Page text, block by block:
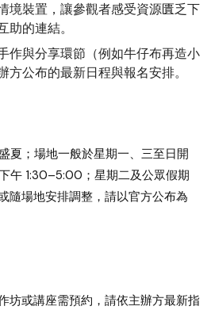
境裝置，讓參觀者感受資源匱乏下
助的連結。
作與分享環節（例如牛仔布再造小
方公布的最新日程與報名安排。
夏；場地一般於星期一、三至日開
午 1:30–5:00 ； 星期二及公眾假期
隨場地安排調整，請以官方公布為
坊或講座需預約，請依主辦方最新指